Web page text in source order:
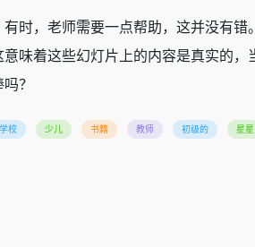
时，老师需要一点帮助，这并没有
味着这些幻灯片上的内容是真实的
？
学校 少儿 书籍 教师 初级的 星星